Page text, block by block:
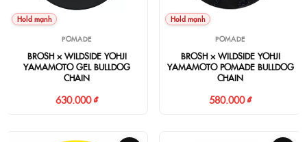
Hold mạnh
POMADE
BROSH × WILDSIDE YOHJI
YAMAMOTO GEL BULLDOG
CHAIN
630.000 ₫
Hold mạnh
POMADE
BROSH × WILDSIDE YOHJI
YAMAMOTO POMADE BULLDOG
CHAIN
580.000 ₫